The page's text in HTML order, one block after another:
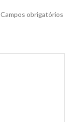
Campos obrigatórios